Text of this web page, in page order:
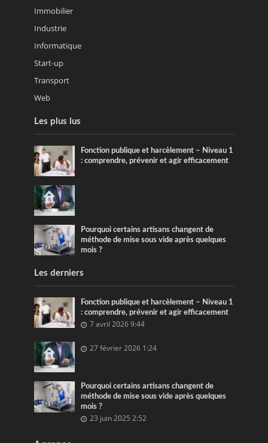
Immobilier
Industrie
Informatique
Start-up
Transport
Web
Les plus lus
Fonction publique et harcèlement – Niveau 1
: comprendre, prévenir et agir efficacement
Pourquoi certains artisans changent de
méthode de mise sous vide après quelques
mois ?
Les derniers
Fonction publique et harcèlement – Niveau 1
: comprendre, prévenir et agir efficacement
7 avril 2026 9:44
27 février 2026 1:24
Pourquoi certains artisans changent de
méthode de mise sous vide après quelques
mois ?
23 juin 2025 2:52